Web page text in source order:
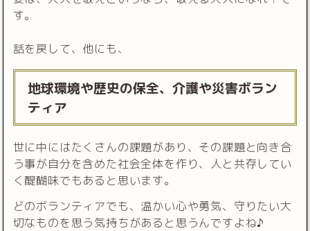
す。
話を戻して、他にも、
地球環境や歴史の保全、介護や災害ボラン
ティア
世に中にはたくさんの課題があり、その課題と向き合
う事が自分を含めた社会全体を作り、人と共存してい
く醍醐味でもあると思います。
どのボランティアでも、温かい心や勇気、守りたい大
切なものを思う気持ちがあると思うんですよね♪